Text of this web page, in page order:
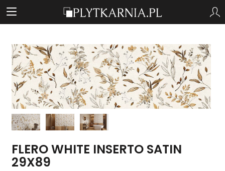
FLERO WHITE INSERTO SATIN
29X89